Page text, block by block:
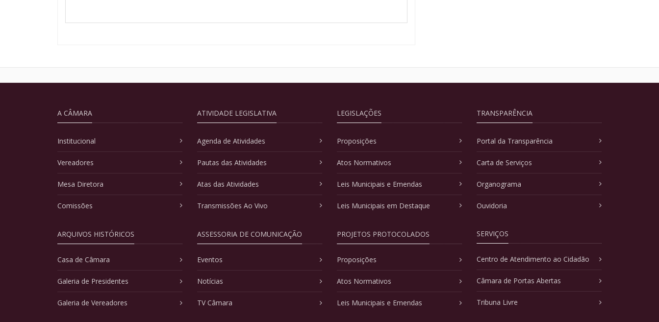
A CÂMARA
Institucional
Vereadores
Mesa Diretora
Comissões
ARQUIVOS HISTÓRICOS
Casa de Câmara
Galeria de Presidentes
Galeria de Vereadores
ATIVIDADE LEGISLATIVA
Agenda de Atividades
Pautas das Atividades
Atas das Atividades
Transmissões Ao Vivo
ASSESSORIA DE COMUNICAÇÃO
Eventos
Notícias
TV Câmara
LEGISLAÇÕES
Proposições
Atos Normativos
Leis Municipais e Emendas
Leis Municipais em Destaque
PROJETOS PROTOCOLADOS
Proposições
Atos Normativos
Leis Municipais e Emendas
TRANSPARÊNCIA
Portal da Transparência
Carta de Serviços
Organograma
Ouvidoria
SERVIÇOS
Centro de Atendimento ao Cidadão
Câmara de Portas Abertas
Tribuna Livre